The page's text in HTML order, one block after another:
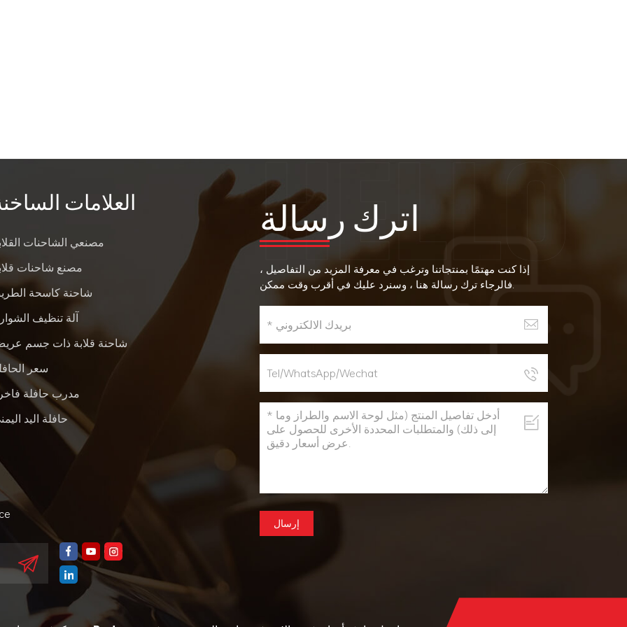
العلامات
مصنعي الشاحنات
مصنع شاحنات
شاحنة كاسحة
آلة تنظيف
شاحنة قلابة ذات جسم
سعر
مدرب حافلة
حافلة اليد
اترك رسالة
إذا كنت مهتمًا بمنتجاتنا وترغب في معرفة المزيد من التفاصيل ،
فالرجاء ترك رسالة هنا ، وسنرد عليك في أقرب وقت ممكن.
إرسال